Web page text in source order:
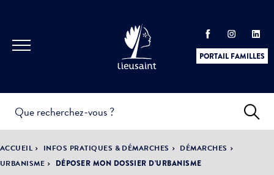
PORTAIL FAMILLES
PRATIQUES &
DÉMARCHES
ACTUALITÉS &
ÉVÈNEMENTS
ACCUEIL INFOS PRATIQUES & DÉMARCHES
DÉMARCHES
URBANISME
DÉPOSER MON DOSSIER D’URBANISME